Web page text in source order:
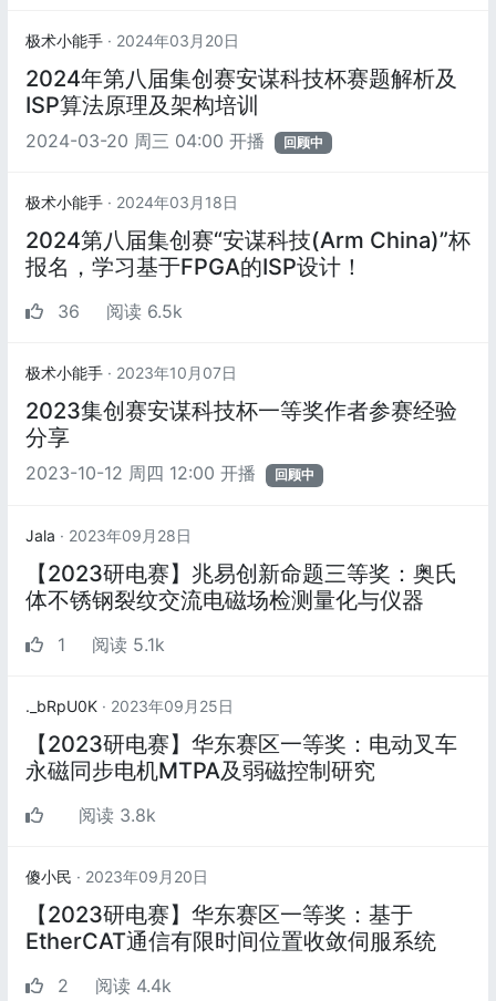
极术小能手 · 2024年03月20日
2024年第八届集创赛安谋科技杯赛题解析及
ISP算法原理及架构培训
2024-03-20 周三 04:00 开播 回顾中
极术小能手 · 2024年03月18日
2024第八届集创赛“安谋科技(Arm China)”杯
报名，学习基于FPGA的ISP设计！
36 阅读 6.5k
极术小能手 · 2023年10月07日
2023集创赛安谋科技杯一等奖作者参赛经验
分享
2023-10-12 周四 12:00 开播 回顾中
Jala · 2023年09月28日
【2023研电赛】兆易创新命题三等奖：奥氏
体不锈钢裂纹交流电磁场检测量化与仪器
1 阅读 5.1k
._bRpU0K · 2023年09月25日
【2023研电赛】华东赛区一等奖：电动叉车
永磁同步电机MTPA及弱磁控制研究
阅读 3.8k
傻小民 · 2023年09月20日
【2023研电赛】华东赛区一等奖：基于
EtherCAT通信有限时间位置收敛伺服系统
2 阅读 4.4k